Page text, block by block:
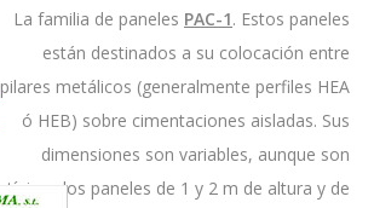
La familia de paneles PAC-1. Estos paneles
están destinados a su colocación entre
pilares metálicos (generalmente perfiles HEA
ó HEB) sobre cimentaciones aisladas. Sus
dimensiones son variables, aunque son
típicos los paneles de 1 y 2 m de altura y de